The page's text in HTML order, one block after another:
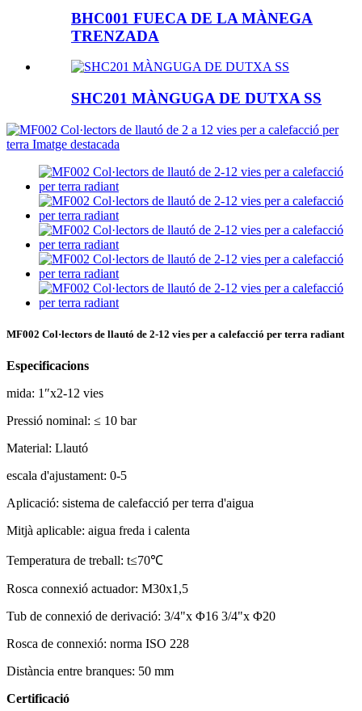
BHC001 FUECA DE LA MÀNEGA
TRENZADA
SHC201 MÀNGUGA DE DUTXA SS
MF002 Col·lectors de llautó de 2-12 vies per a calefacció per terra radiant
Especificacions
mida: 1″x2-12 vies
Pressió nominal: ≤ 10 bar
Material: Llautó
escala d'ajustament: 0-5
Aplicació: sistema de calefacció per terra d'aigua
Mitjà aplicable: aigua freda i calenta
Temperatura de treball: t≤70℃
Rosca connexió actuador: M30x1,5
Tub de connexió de derivació: 3/4"x Φ16 3/4"x Φ20
Rosca de connexió: norma ISO 228
Distància entre branques: 50 mm
Certificació